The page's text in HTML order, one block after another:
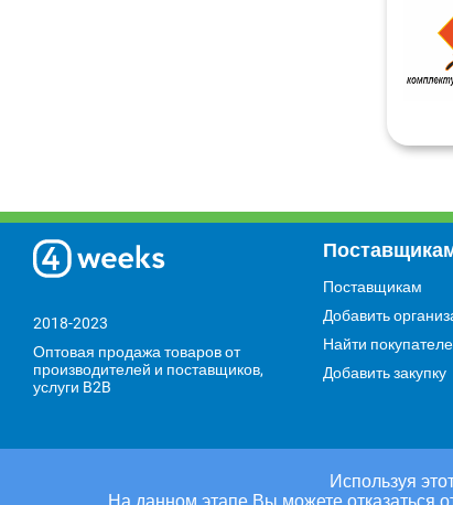
Используя
На данном этапе Вы можете отказаться
2018-2023
Оптовая продажа товаров от
производителей и поставщиков,
услуги B2B
Поставщикам
Добавить
Найти
Добавить закупку